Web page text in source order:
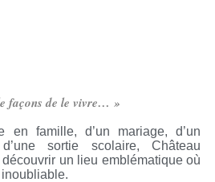
façons de le vivre… »
en famille, d’un mariage, d’un
sortie scolaire, Château
un lieu emblématique où